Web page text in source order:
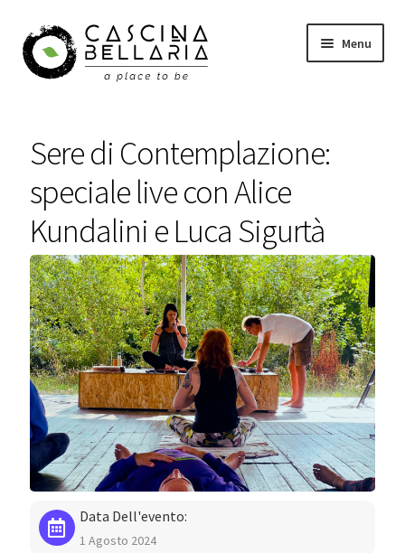
Vai
alla
navigazione
Vai
al
contenuto
Menu
Eventi
Corsi
Carrello
Il mio account
Sere di Contemplazione:
speciale live con Alice
Kundalini e Luca Sigurtà
Data Dell'evento:
1 Agosto 2024